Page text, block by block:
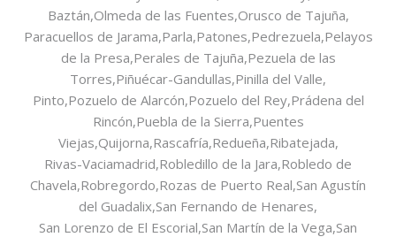
Baztán,Olmeda de las Fuentes,Orusco de Tajuña,
Paracuellos de Jarama,Parla,Patones,Pedrezuela,Pelayos
de la Presa,Perales de Tajuña,Pezuela de las
Torres,Piñuécar-Gandullas,Pinilla del Valle,
Pinto,Pozuelo de Alarcón,Pozuelo del Rey,Prádena del
Rincón,Puebla de la Sierra,Puentes
Viejas,Quijorna,Rascafría,Redueña,Ribatejada,
Rivas-Vaciamadrid,Robledillo de la Jara,Robledo de
Chavela,Robregordo,Rozas de Puerto Real,San Agustín
del Guadalix,San Fernando de Henares,
San Lorenzo de El Escorial,San Martín de la Vega,San